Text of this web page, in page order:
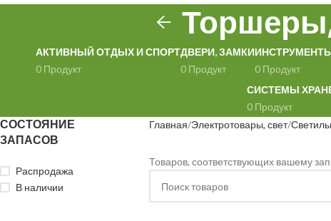
АКТИВНЫЙ ОТДЫХ И СПОРТ
0 Продукт
ДВЕРИ, ЗАМКИ
0 Продукт
0 Продукт
СИСТЕМЫ
0 Продукт
СОСТОЯНИЕ
ЗАПАСОВ
Распродажа
В наличии
Главная Электротовары, свет
Товаров, соответствующих вашему